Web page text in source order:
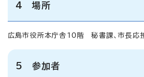
4 場所
広島市役所本庁舎10階 秘書課、市長
5 参加者